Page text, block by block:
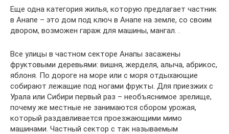
Еще одна категория жилья, которую предлагает частник
в Анапе – это дом под ключ в Анапе на земле, со своим
двором, возможен гараж для машины, мангал. .
Все улицы в частном секторе Анапы засажены
фруктовыми деревьями: вишня, жерделя, алыча, абрикос,
яблоня. По дороге на море или с моря отдыхающие
собирают лежащие под ногами фрукты. Для приезжих с
Урала или Сибири первый раз – необъяснимое зрелище,
почему же местные не занимаются сбором урожая,
который раздавливается проезжающими мимо
машинами. Частный сектор с так называемым